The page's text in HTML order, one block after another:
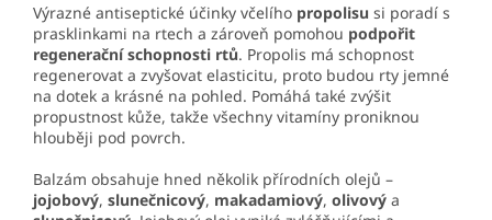
Výrazné antiseptické účinky včelího propolisu si poradí s
prasklinkami na rtech a zároveň pomohou podpořit
regenerační schopnosti rtů. Propolis má schopnost
regenerovat a zvyšovat elasticitu, proto budou rty jemné
na dotek a krásné na pohled. Pomáhá také zvýšit
propustnost kůže, takže všechny vitamíny proniknou
hlouběji pod povrch.
Balzám obsahuje hned několik přírodních olejů –
jojobový, slunečnicový, makadamiový, olivový a